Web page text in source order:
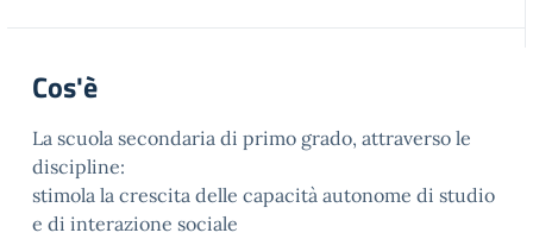
Cos'è
La scuola secondaria di primo grado, attraverso le
discipline:
stimola la crescita delle capacità autonome di studio
e di interazione sociale